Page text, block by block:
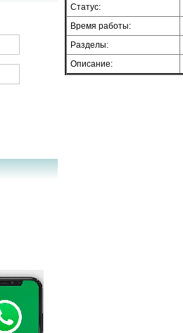
Статус:
Время работы:
Разделы:
Описание: